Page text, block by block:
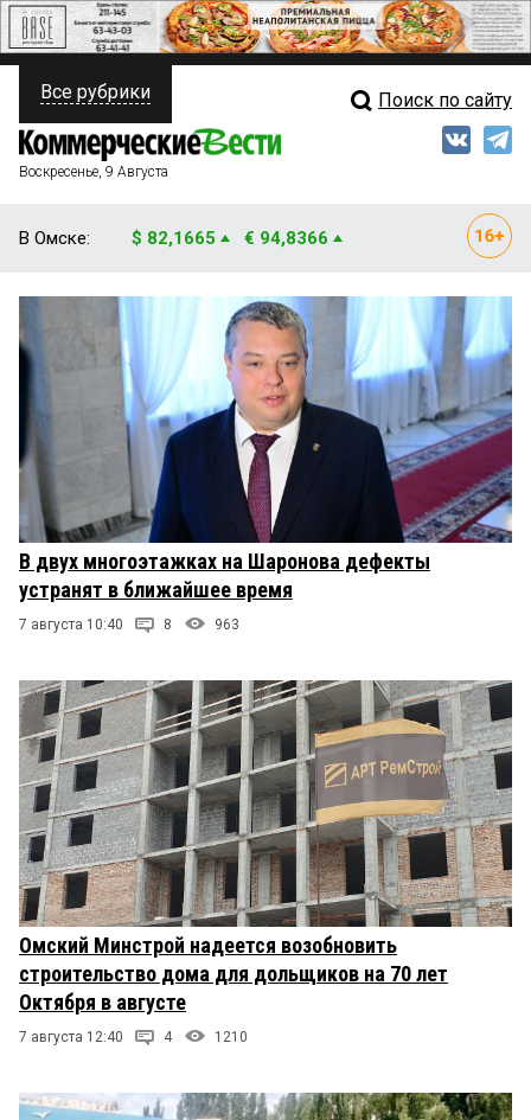
ПОЛИТИКА
ФИНАНСЫ
НОВОСТИ КОМПАНИЙ
ПРОИСШЕСТВИЯ
СТИЛЬ ЖИЗНИ
Свежий выпуск
Мнения
Рейтинги
Блоги
Все рубрики Поиск по сайту
Воскресенье, 9 Августа
В Омске: $ 82,1665 € 94,8366
В двух многоэтажках на Шаронова дефекты
устранят в ближайшее время
7 августа 10:40 8 963
Омский Минстрой надеется возобновить
строительство дома для дольщиков на 70 лет
Октября в августе
7 августа 12:40 4 1210